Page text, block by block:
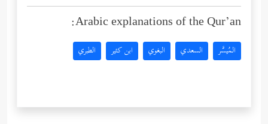
Arabic explanations of the Qur’an:
المُيسَّر السعدي البغوي ابن كثير الطبري